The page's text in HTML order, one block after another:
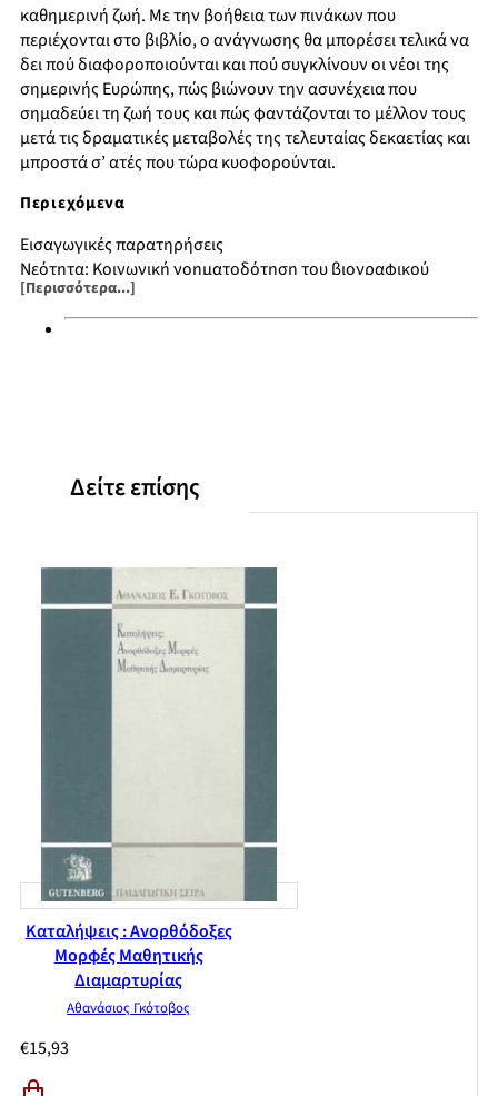
καθημερινή ζωή. Με την βοήθεια των πινάκων που
περιέχονται στο βιβλίο, ο ανάγνωσης θα μπορέσει τελικά να
δει πού διαφοροποιούνται και πού συγκλίνουν οι νέοι της
σημερινής Ευρώπης, πώς βιώνουν την ασυνέχεια που
σημαδεύει τη ζωή τους και πώς φαντάζονται το μέλλον τους
μετά τις δραματικές μεταβολές της τελευταίας δεκαετίας και
μπροστά σ’ ατές που τώρα κυοφορούνται.
Περιεχόμενα
Εισαγωγικές παρατηρήσεις
Νεότητα: Κοινωνική νοηματοδότηση του βιογραφικού
χρόνου
Το περιβάλλον προέλευσης: βιογραφικές, κοινωνικές και
Ομάδες συνομήλικων: οι κρίσιμοι κοινωνικοί εταίροι για την
οργάνωση του ελεύθερου χρόνου
Νέοι και αποκλίνουσες πρακτικές: Κάπνισμα, αλκοόλ,
Τελικές παρατηρήσεις
Βιβλιογραφία
Παράρτημα Ι: Ερωτηματολόγιο
[Περισσότερα...]
Δείτε επίσης
Καταλήψεις : Ανορθόδοξες
Μορφές Μαθητικής
Διαμαρτυρίας
Αθανάσιος Γκότοβος
€15,93